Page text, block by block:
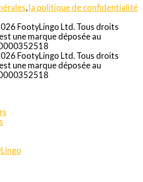
la politique de confidentialité
FootyLingo Ltd. Tous droits
une marque déposée au
FootyLingo Ltd. Tous droits
une marque déposée au